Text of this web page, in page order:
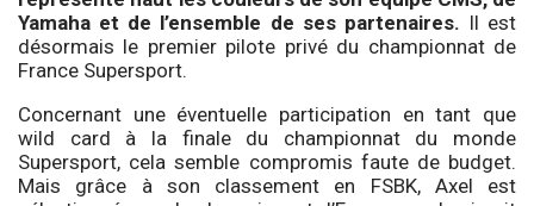
Yamaha et de l’ensemble de ses partenaires. Il est
désormais le premier pilote privé du championnat de
France Supersport.
Concernant une éventuelle participation en tant que
wild card à la finale du championnat du monde
Supersport, cela semble compromis faute de budget.
Mais grâce à son classement en FSBK, Axel est